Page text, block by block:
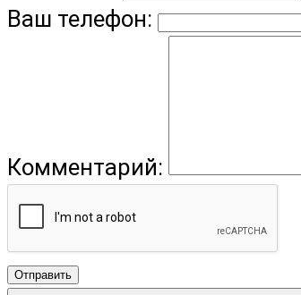
Ваш телефон:
Комментарий:
Отправить